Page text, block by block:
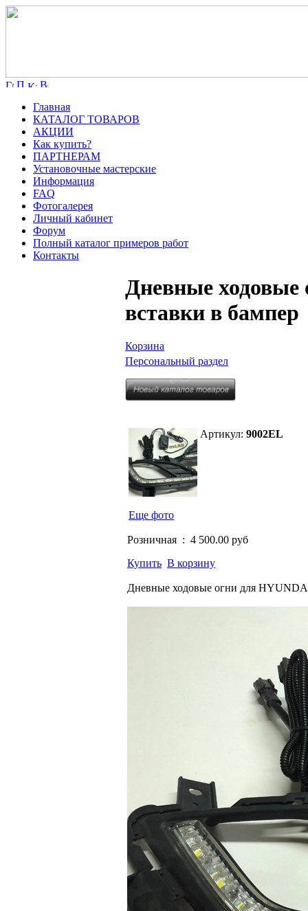
Главная
КАТАЛОГ ТОВАРОВ
АКЦИИ
Как купить?
ПАРТНЕРАМ
Установочные мастерские
Информация
FAQ
Фотогалерея
Личный кабинет
Форум
Полный каталог примеров работ
Контакты
Дневные ходовые
вставки в бампер
Корзина
Персональный раздел
Еще фото
Артикул: 9002EL
Розничная : 4 500.00 руб
Купить В корзину
Дневные ходовые огни для